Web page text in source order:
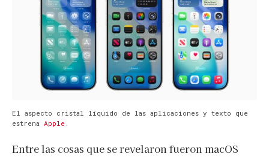
El aspecto cristal líquido de las aplicaciones y texto que
estrena Apple .
Entre las cosas que se revelaron fueron macOS